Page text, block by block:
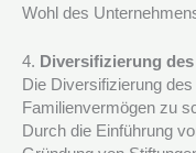
Wohl des
4. Diversifizierung
Die Diversifizierung
Familienvermögen zu
Durch die Einführung